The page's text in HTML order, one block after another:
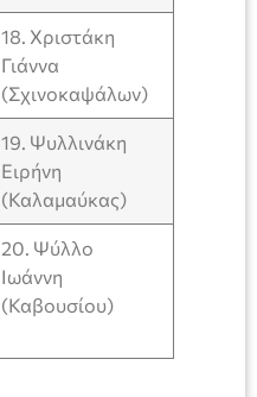
18. Χριστάκη
Γιάννα
(Σχινοκαψάλων)
19. Ψυλλινάκη
Ειρήνη
(Καλαμαύκας)
20. Ψύλλο
Ιωάννη
(Καβουσίου)